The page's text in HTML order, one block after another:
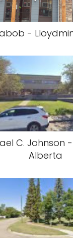
-
C. Johnson
Alberta